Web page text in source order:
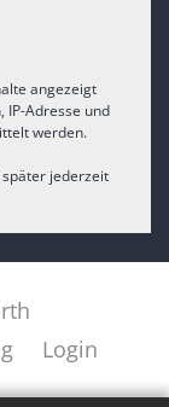
angezeigt
IP-Adresse und
werden.
jederzeit
Login